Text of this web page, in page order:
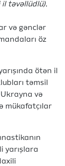
təvəllüdlü),
və gənclər
öz
ötən il
təmsil
və
mükafatçılar
yarışlara